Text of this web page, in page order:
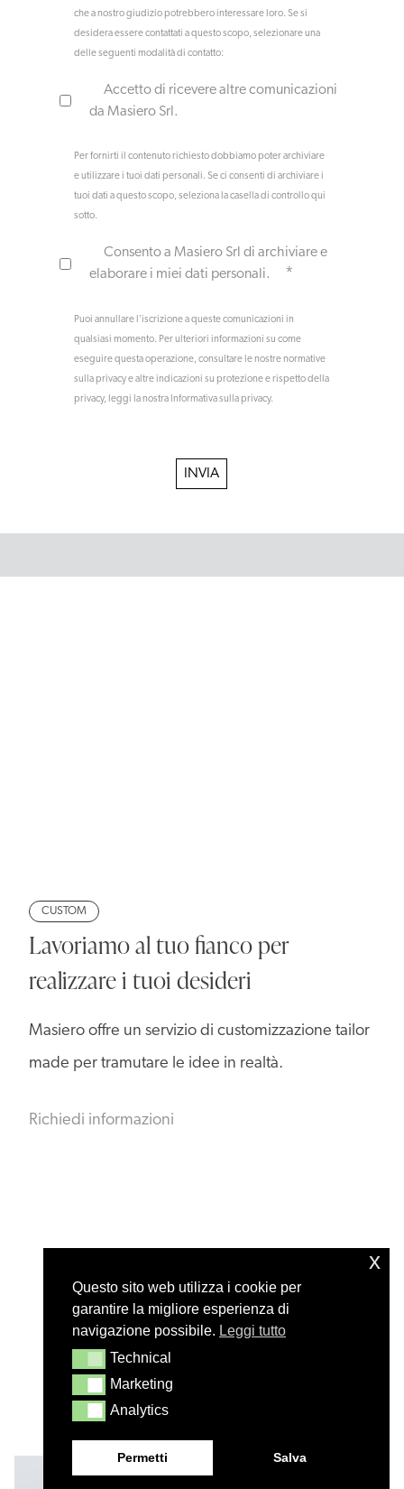
Questo sito web utilizza i cookie per
garantire la migliore esperienza di
navigazione possibile. Leggi tutto
TechnicalTechnical
MarketingMarketing
AnalyticsAnalytics
Permetti Salva
x
che a nostro giudizio potrebbero interessare loro. Se si
desidera essere contattati a questo scopo, selezionare una
delle seguenti modalità di contatto:
Accetto di ricevere altre comunicazioni
da Masiero Srl.
Per fornirti il contenuto richiesto dobbiamo poter archiviare
e utilizzare i tuoi dati personali. Se ci consenti di archiviare i
tuoi dati a questo scopo, seleziona la casella di controllo qui
sotto.
Consento a Masiero Srl di archiviare e
elaborare i miei dati personali.
*
Puoi annullare l'iscrizione a queste comunicazioni in
qualsiasi momento. Per ulteriori informazioni su come
eseguire questa operazione, consultare le nostre normative
sulla privacy e altre indicazioni su protezione e rispetto della
privacy, leggi la nostra Informativa sulla privacy.
CUSTOM
Lavoriamo al tuo fianco per
realizzare i tuoi desideri
Masiero offre un servizio di customizzazione tailor
made per tramutare le idee in realtà.
Richiedi informazioni